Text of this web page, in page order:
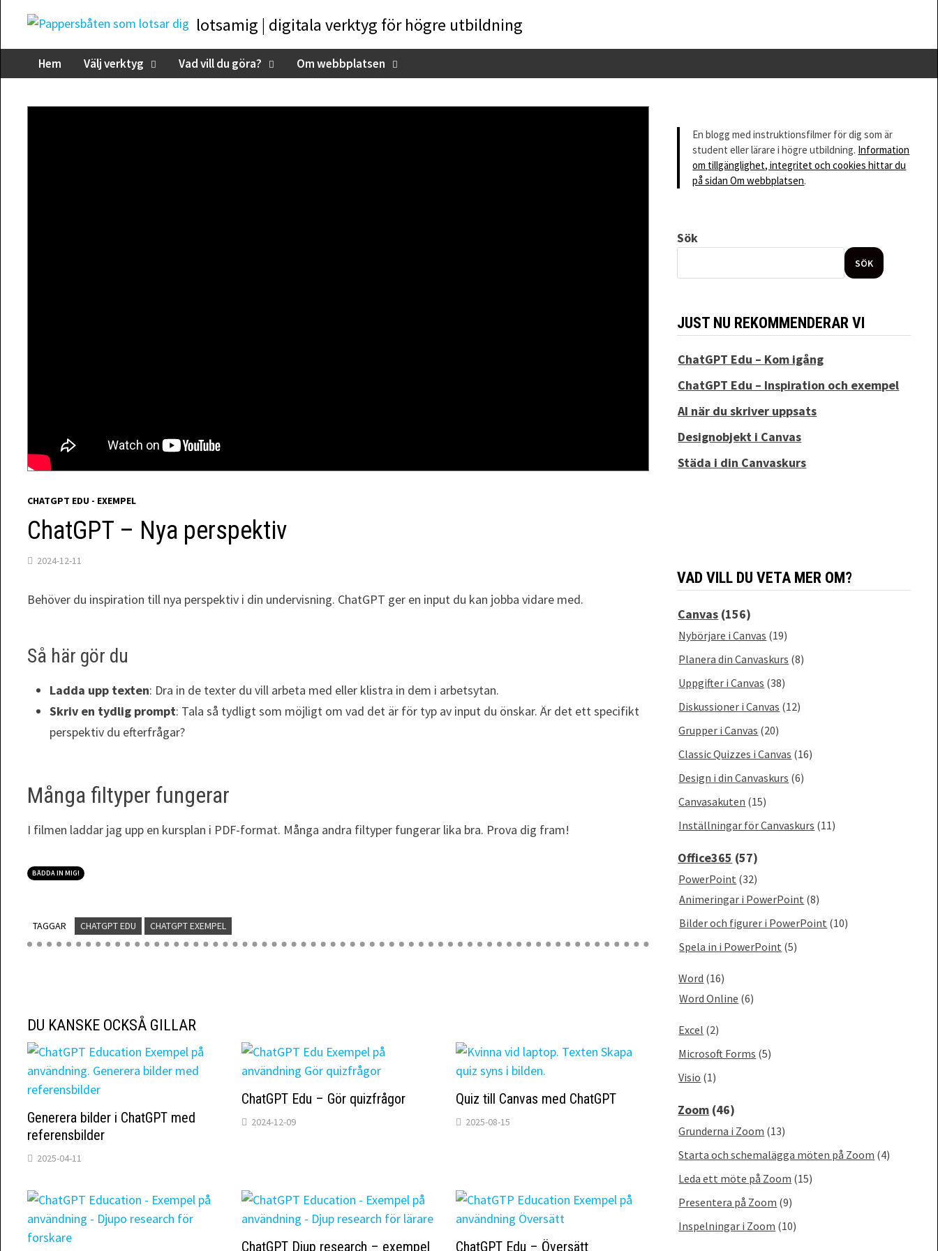
content
lotsamig | digitala verktyg för högre utbildning
Hem Välj verktyg Vad vill du göra? Om webbplatsen
CHATGPT EDU - EXEMPEL
ChatGPT – Nya perspektiv
2024-12-11
Behöver du inspiration till nya perspektiv i din undervisning. ChatGPT ger en input du kan jobba vidare med.
Så här gör du
Ladda upp texten: Dra in de texter du vill arbeta med eller klistra in dem i arbetsytan.
Skriv en tydlig prompt: Tala så tydligt som möjligt om vad det är för typ av input du önskar. Är det ett specifikt
perspektiv du efterfrågar?
Många filtyper fungerar
I filmen laddar jag upp en kursplan i PDF-format. Många andra filtyper fungerar lika bra. Prova dig fram!
BÄDDA IN MIG!
TAGGAR CHATGPT EDU CHATGPT EXEMPEL
DU KANSKE OCKSÅ GILLAR
Generera bilder i ChatGPT med
referensbilder
2025-04-11
ChatGPT Edu – Gör quizfrågor
2024-12-09
Quiz till Canvas med ChatGPT
2025-08-15
ChatGPT Djup research – exempel
ChatGPT Edu – Översätt
En blogg med instruktionsfilmer för dig som är
student eller lärare i högre utbildning. Information
om tillgänglighet, integritet och cookies hittar du
på sidan Om webbplatsen.
Sök
SÖK
JUST NU REKOMMENDERAR VI
ChatGPT Edu – Kom igång
ChatGPT Edu – Inspiration och exempel
AI när du skriver uppsats
Designobjekt i Canvas
Städa i din Canvaskurs
VAD VILL DU VETA MER OM?
Canvas (156)
Nybörjare i Canvas (19)
Planera din Canvaskurs (8)
Uppgifter i Canvas (38)
Diskussioner i Canvas (12)
Grupper i Canvas (20)
Classic Quizzes i Canvas (16)
Design i din Canvaskurs (6)
Canvasakuten (15)
Inställningar för Canvaskurs (11)
Office365 (57)
PowerPoint (32)
Animeringar i PowerPoint (8)
Bilder och figurer i PowerPoint (10)
Spela in i PowerPoint (5)
Word (16)
Word Online (6)
Excel (2)
Microsoft Forms (5)
Visio (1)
Zoom (46)
Grunderna i Zoom (13)
Starta och schemalägga möten på Zoom (4)
Leda ett möte på Zoom (15)
Presentera på Zoom (9)
Inspelningar i Zoom (10)